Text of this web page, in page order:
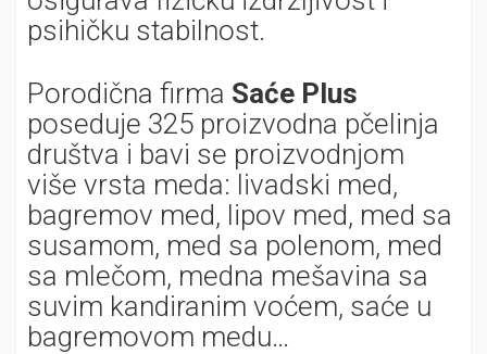
psihičku stabilnost.
Porodična firma Saće Plus
poseduje 325 proizvodna pčelinja
društva i bavi se proizvodnjom
više vrsta meda: livadski med,
bagremov med, lipov med, med sa
susamom, med sa polenom, med
sa mlečom, medna mešavina sa
suvim kandiranim voćem, saće u
bagremovom medu…